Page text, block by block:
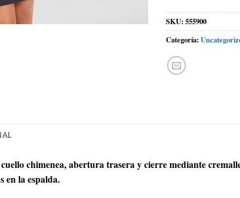
SKU: 555900
Categoría:
chimenea, abertura trasera y cierre mediante
en la espalda.